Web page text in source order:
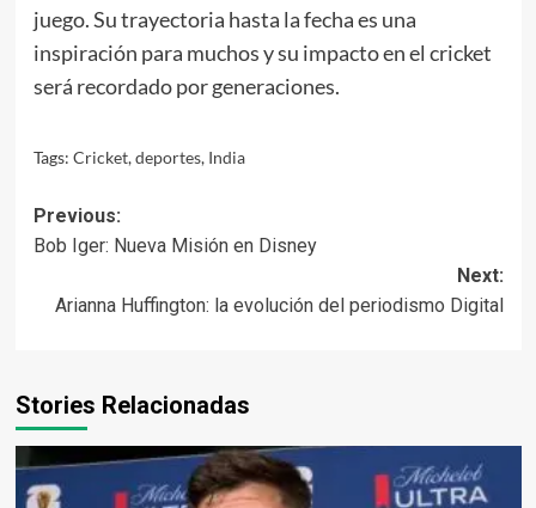
juego. Su trayectoria hasta la fecha es una
inspiración para muchos y su impacto en el cricket
será recordado por generaciones.
Tags: Cricket,deportes, India
Post
navigation
Previous:
Bob Iger: Nueva Misión en Disney
Next:
Arianna Huffington: la evolución del periodismo Digital
Stories Relacionadas